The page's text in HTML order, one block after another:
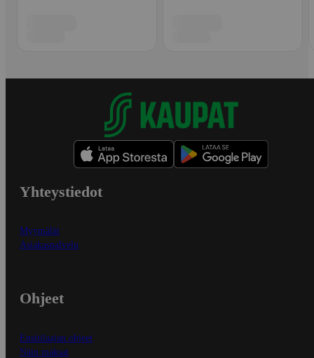
Yhteystiedot
Myymälät
Asiakaspalvelu
Ohjeet
Ensitilaajan ohjeet
Näin maksat